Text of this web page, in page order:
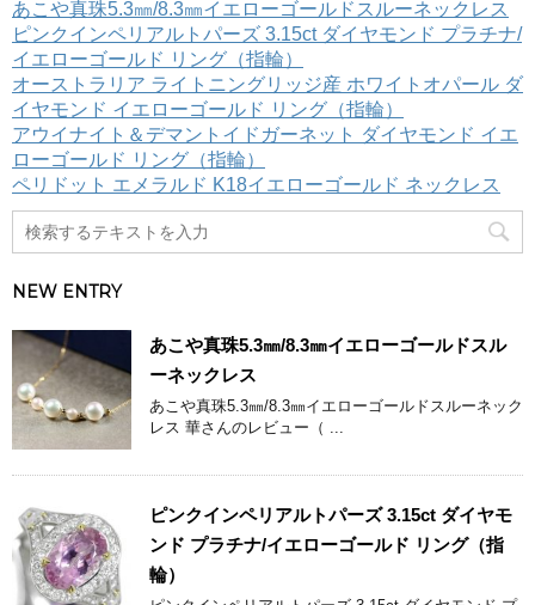
ゴ
リ
ー
あこや真珠5.3㎜/8.3㎜イエローゴールドスルーネックレス
ピンクインペリアルトパーズ 3.15ct ダイヤモンド プラチナ/
イエローゴールド リング（指輪）
オーストラリア ライトニングリッジ産 ホワイトオパール ダ
イヤモンド イエローゴールド リング（指輪）
アウイナイト＆デマントイドガーネット ダイヤモンド イエ
ローゴールド リング（指輪）
ペリドット エメラルド K18イエローゴールド ネックレス
NEW ENTRY
あこや真珠5.3㎜/8.3㎜イエローゴールドスル
ーネックレス
あこや真珠5.3㎜/8.3㎜イエローゴールドスルーネック
レス 華さんのレビュー（ ...
ピンクインペリアルトパーズ 3.15ct ダイヤモ
ンド プラチナ/イエローゴールド リング（指
輪）